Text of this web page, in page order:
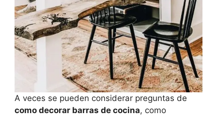
A veces se pueden considerar preguntas de
como decorar barras de cocina, como